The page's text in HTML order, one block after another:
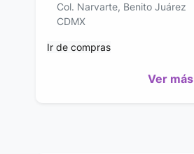
Col. Narvarte, Benito Juárez
CDMX
Ir de compras
Ver más